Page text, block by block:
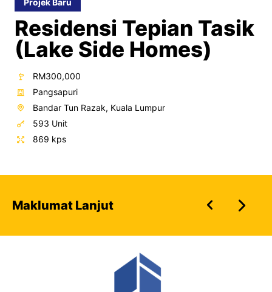
Residensi
Metropolitan
(Residensi
Pangsapuri
Maklumat Lanjut